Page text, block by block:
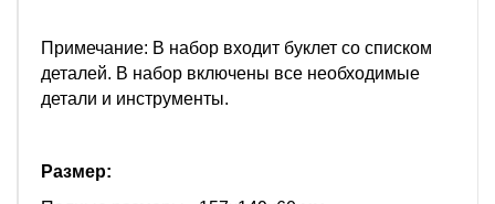
Примечание: В набор входит буклет со списком
деталей. В набор включены все необходимые
детали и инструменты.
Размер: